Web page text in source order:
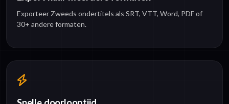
Exporteer Zweeds ondertitels als SRT, VTT, Word, PDF of
30+ andere formaten.